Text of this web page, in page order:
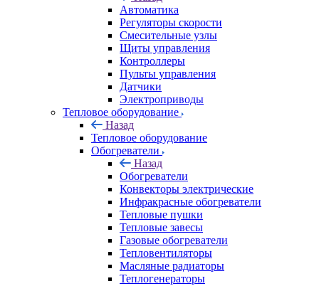
Автоматика
Регуляторы скорости
Смесительные узлы
Щиты управления
Контроллеры
Пульты управления
Датчики
Электроприводы
Тепловое оборудование
Назад
Тепловое оборудование
Обогреватели
Назад
Обогреватели
Конвекторы электрические
Инфракрасные обогреватели
Тепловые пушки
Тепловые завесы
Газовые обогреватели
Тепловентиляторы
Масляные радиаторы
Теплогенераторы